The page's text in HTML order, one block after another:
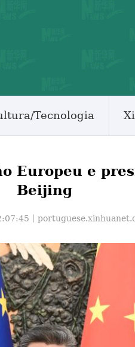
Tecnologia
Europeu e
Beijing
丨